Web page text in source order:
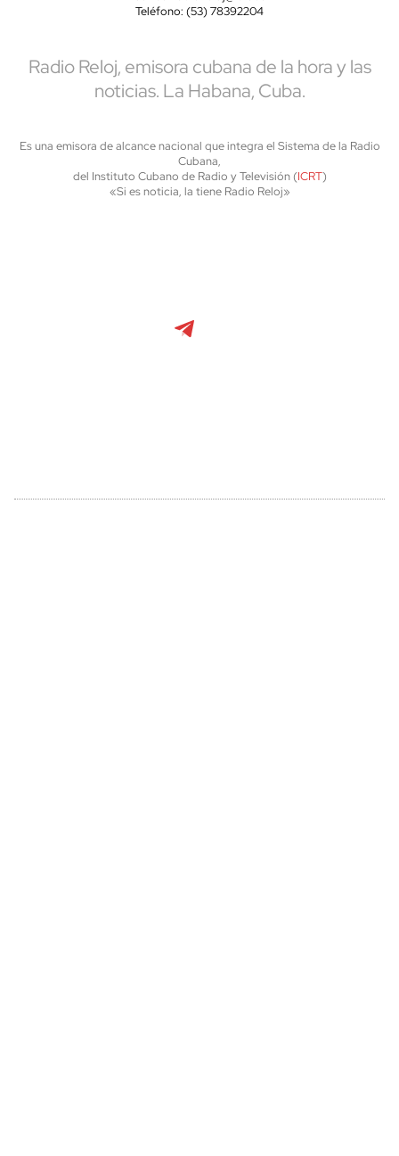
Teléfono: (53) 78392204
Radio Reloj, emisora cubana de la hora y las
noticias. La Habana, Cuba.
Es una emisora de alcance nacional que integra el Sistema de la Radio
Cubana,
del Instituto Cubano de Radio y Televisión (ICRT)
«Si es noticia, la tiene Radio Reloj»